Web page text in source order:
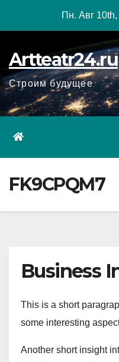
Пн. Авг
Artteatr24.ru
Строим будущее
FK9CPQM7
Business
This is a short
some interesting
Another short insight